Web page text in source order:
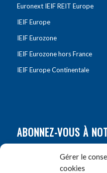
Gérer le
cookies
Euronext IEIF REIT Europe
IEIF Europe
IEIF Eurozone
IEIF Eurozone hors France
IEIF Europe Continentale
ABONNEZ-VOUS À